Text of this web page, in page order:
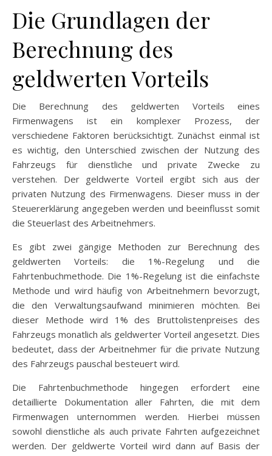
Die Grundlagen der
Berechnung des
geldwerten Vorteils
Die Berechnung des geldwerten Vorteils eines
Firmenwagens ist ein komplexer Prozess, der
verschiedene Faktoren berücksichtigt. Zunächst einmal ist
es wichtig, den Unterschied zwischen der Nutzung des
Fahrzeugs für dienstliche und private Zwecke zu
verstehen. Der geldwerte Vorteil ergibt sich aus der
privaten Nutzung des Firmenwagens. Dieser muss in der
Steuererklärung angegeben werden und beeinflusst somit
die Steuerlast des Arbeitnehmers.
Es gibt zwei gängige Methoden zur Berechnung des
geldwerten Vorteils: die 1%-Regelung und die
Fahrtenbuchmethode. Die 1%-Regelung ist die einfachste
Methode und wird häufig von Arbeitnehmern bevorzugt,
die den Verwaltungsaufwand minimieren möchten. Bei
dieser Methode wird 1% des Bruttolistenpreises des
Fahrzeugs monatlich als geldwerter Vorteil angesetzt. Dies
bedeutet, dass der Arbeitnehmer für die private Nutzung
des Fahrzeugs pauschal besteuert wird.
Die Fahrtenbuchmethode hingegen erfordert eine
detaillierte Dokumentation aller Fahrten, die mit dem
Firmenwagen unternommen werden. Hierbei müssen
sowohl dienstliche als auch private Fahrten aufgezeichnet
werden. Der geldwerte Vorteil wird dann auf Basis der